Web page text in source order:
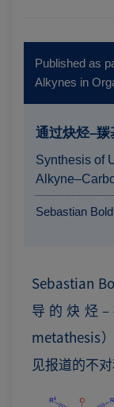
Published as
Alkynes in
通过炔烃–
Synthesis of
Sebastian
Sebastian
导的炔烃–
metathesis
见报道的不